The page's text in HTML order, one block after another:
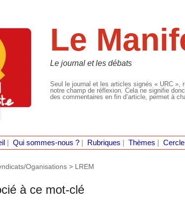
Le
Le journal et les débats
Seul le journal et les articles signés « URC »,
notre champ de réflexion. Cela ne signifie
des commentaires en fin d’article, permet à
Qui sommes-nous ?| Rubriques Thèmes
Oganisations > LREM
à ce mot-clé